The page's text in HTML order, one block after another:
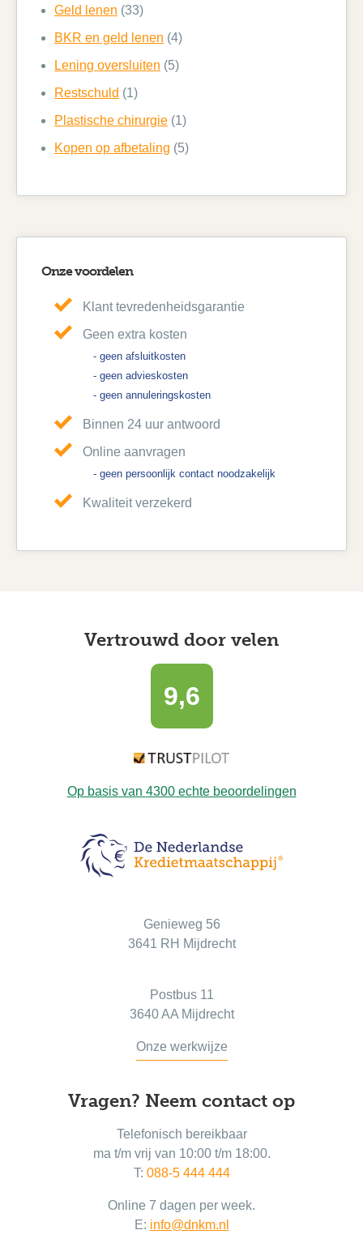
Geld lenen (33)
BKR en geld lenen (4)
Lening oversluiten (5)
Restschuld (1)
Plastische chirurgie (1)
Kopen op afbetaling (5)
Onze voordelen
Klant tevredenheidsgarantie
Geen extra kosten
- geen afsluitkosten
- geen advieskosten
- geen annuleringskosten
Binnen 24 uur antwoord
Online aanvragen
- geen persoonlijk contact noodzakelijk
Kwaliteit verzekerd
Vertrouwd door velen
9,6
Op basis van 4300echte beoordelingen
Genieweg 56
3641 RH Mijdrecht
Postbus 11
3640 AA Mijdrecht
Onze werkwijze
Vragen? Neem contact op
Telefonisch bereikbaar
ma t/m vrij van 10:00 t/m 18:00.
T: 088-5 444 444
Online 7 dagen per week.
E: info@dnkm.nl